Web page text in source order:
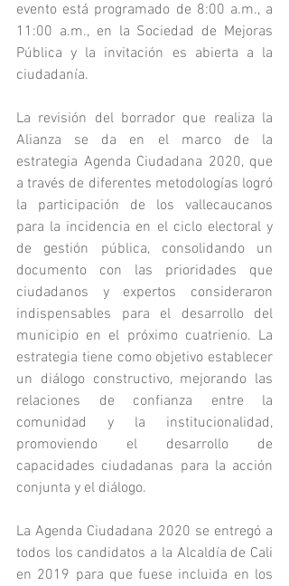
evento está programado de 8:00 a.m., a
11:00 a.m., en la Sociedad de Mejoras
Pública y la invitación es abierta a la
ciudadanía.
La revisión del borrador que realiza la
Alianza se da en el marco de la
estrategia Agenda Ciudadana 2020, que
a través de diferentes metodologías logró
la participación de los vallecaucanos
para la incidencia en el ciclo electoral y
de gestión pública, consolidando un
documento con las prioridades que
ciudadanos y expertos consideraron
indispensables para el desarrollo del
municipio en el próximo cuatrienio. La
estrategia tiene como objetivo establecer
un diálogo constructivo, mejorando las
relaciones de confianza entre la
comunidad y la institucionalidad,
promoviendo el desarrollo de
capacidades ciudadanas para la acción
conjunta y el diálogo.
La Agenda Ciudadana 2020 se entregó a
todos los candidatos a la Alcaldía de Cali
en 2019 para que fuese incluida en los